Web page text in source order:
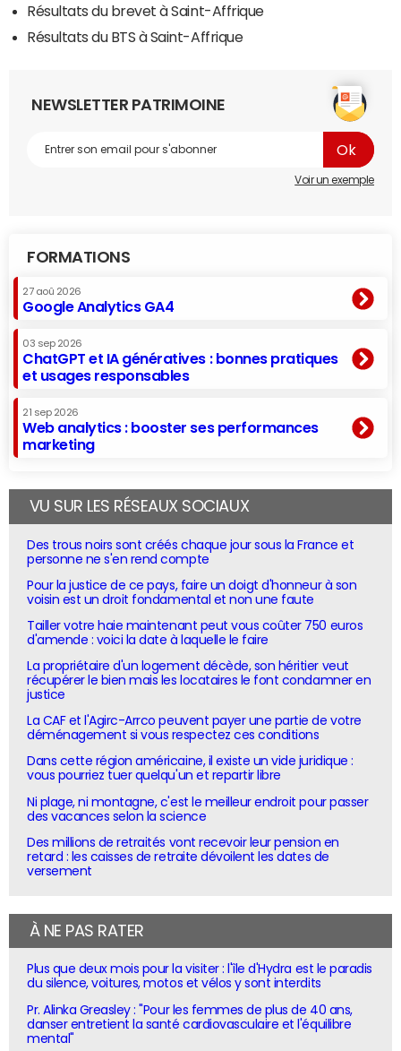
Résultats du brevet à Saint-Affrique
Résultats du BTS à Saint-Affrique
NEWSLETTER PATRIMOINE
Voir un exemple
FORMATIONS
27 aoû 2026
Google Analytics GA4
03 sep 2026
ChatGPT et IA génératives : bonnes pratiques
et usages responsables
21 sep 2026
Web analytics : booster ses performances
marketing
VU SUR LES RÉSEAUX SOCIAUX
Des trous noirs sont créés chaque jour sous la France et
personne ne s'en rend compte
Pour la justice de ce pays, faire un doigt d'honneur à son
voisin est un droit fondamental et non une faute
Tailler votre haie maintenant peut vous coûter 750 euros
d'amende : voici la date à laquelle le faire
La propriétaire d'un logement décède, son héritier veut
récupérer le bien mais les locataires le font condamner en
justice
La CAF et l'Agirc-Arrco peuvent payer une partie de votre
déménagement si vous respectez ces conditions
Dans cette région américaine, il existe un vide juridique :
vous pourriez tuer quelqu'un et repartir libre
Ni plage, ni montagne, c'est le meilleur endroit pour passer
des vacances selon la science
Des millions de retraités vont recevoir leur pension en
retard : les caisses de retraite dévoilent les dates de
versement
À NE PAS RATER
Plus que deux mois pour la visiter : l'île d'Hydra est le paradis
du silence, voitures, motos et vélos y sont interdits
Pr. Alinka Greasley : "Pour les femmes de plus de 40 ans,
danser entretient la santé cardiovasculaire et l'équilibre
mental"